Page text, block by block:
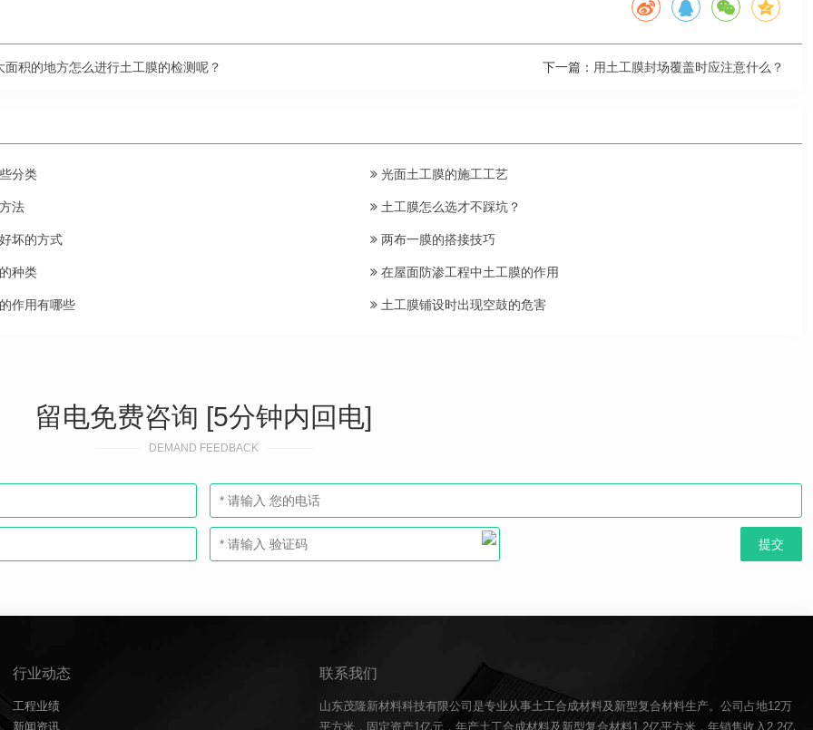
面积的地方怎么进行土工膜的检测呢？ 下一篇： 用土工膜封场覆盖时应注意什么？
分类 光面土工膜的施工工艺
法 土工膜怎么选才不踩坑？
坏的方式 两布一膜的搭接技巧
种类 在屋面防渗工程中土工膜的作用
作用有哪些 土工膜铺设时出现空鼓的危害
留电免费咨询 [5分钟内回电]
DEMAND FEEDBACK
行业动态
工程业绩
新闻资讯
联系我们
山东茂隆新材料科技有限公司是专业从事土工合成材料及新型复合材料生产。公司占地12万
平方米，固定资产1亿元，年产土工合成材料及新型复合材料1.2亿平方米，年销售收入2.2亿